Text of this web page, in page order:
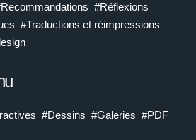
#Réflexions
#Traductions et réimpressions
#Dessins #Galeries #PDF